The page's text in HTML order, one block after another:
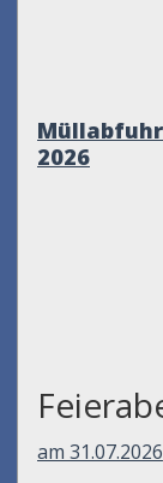
2026
am 31.07.2026